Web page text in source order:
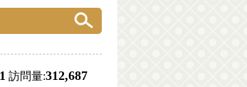
訪問量:312,687